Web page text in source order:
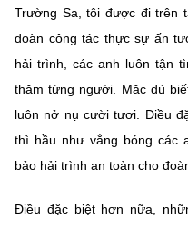
Trường Sa, tôi được đi trên
đoàn công tác thực sự ấn
hải trình, các anh luôn tận
thăm từng người. Mặc dù
luôn nở nụ cười tươi. Điều
thì hầu như vắng bóng các
bảo hải trình an toàn cho
Điều đặc biệt hơn nữa,